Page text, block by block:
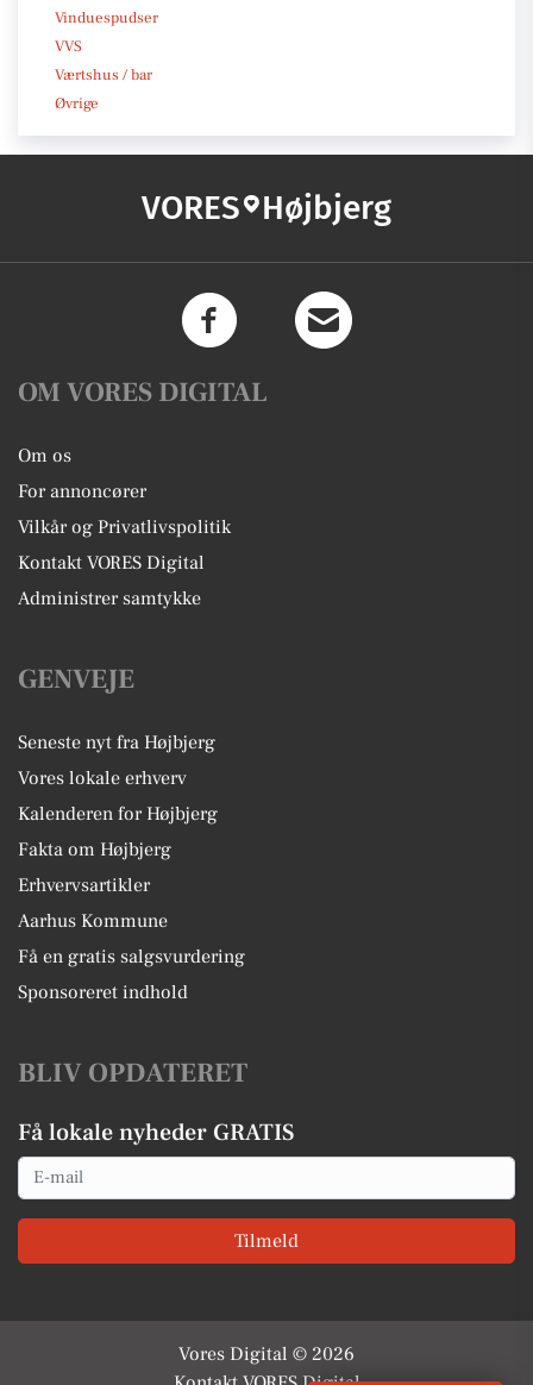
Vinduespudser
VVS
Værtshus / bar
Øvrige
VORES Højbjerg
OM VORES DIGITAL
Om os
For annoncører
Vilkår og Privatlivspolitik
Kontakt VORES Digital
Administrer samtykke
GENVEJE
Seneste nyt fra Højbjerg
Vores lokale erhverv
Kalenderen for Højbjerg
Fakta om Højbjerg
Erhvervsartikler
Aarhus Kommune
Få en gratis salgsvurdering
Sponsoreret indhold
BLIV OPDATERET
Få lokale nyheder GRATIS
Email
Tilmeld
Vores Digital © 2026